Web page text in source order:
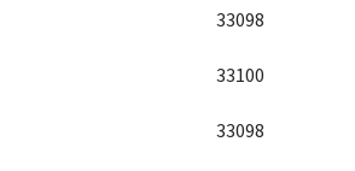
33098
33100
33098